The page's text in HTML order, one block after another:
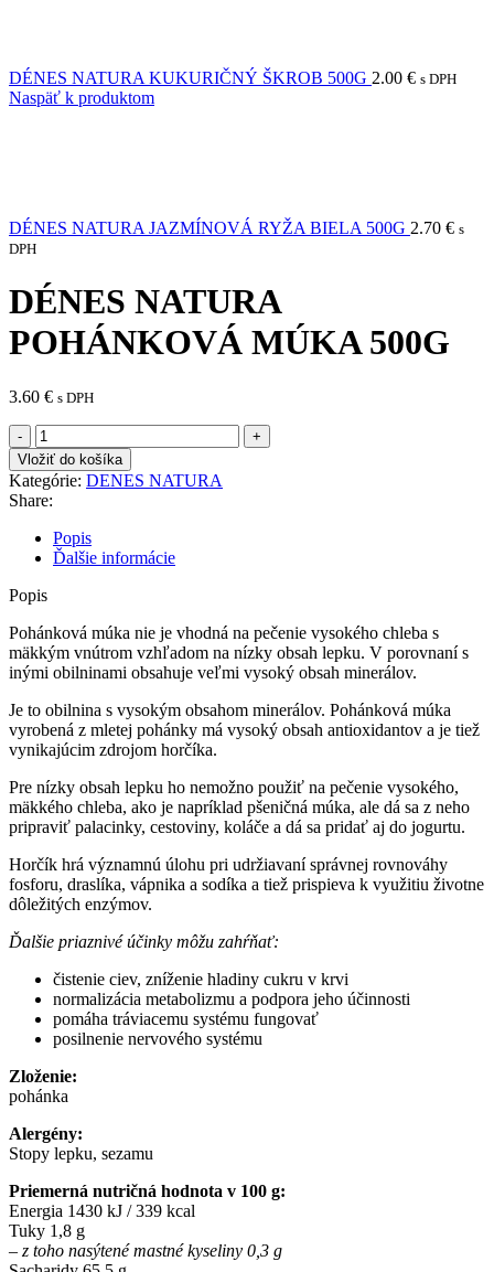
DÉNES NATURA KUKURIČNÝ ŠKROB 500G 2.00 € s DPH
Naspäť k produktom
DÉNES NATURA JAZMÍNOVÁ RYŽA BIELA 500G 2.70 € s
DPH
DÉNES NATURA
POHÁNKOVÁ MÚKA 500G
3.60 € s DPH
množstvo
DÉNES
NATURA
POHÁNKOVÁ
MÚKA
500G
Vložiť do košíka
Kategórie: DENES NATURA
Share:
Popis
Ďalšie informácie
Popis
Pohánková múka nie je vhodná na pečenie vysokého chleba s
mäkkým vnútrom vzhľadom na nízky obsah lepku. V porovnaní s
inými obilninami obsahuje veľmi vysoký obsah minerálov.
Je to obilnina s vysokým obsahom minerálov. Pohánková múka
vyrobená z mletej pohánky má vysoký obsah antioxidantov a je tiež
vynikajúcim zdrojom horčíka.
Pre nízky obsah lepku ho nemožno použiť na pečenie vysokého,
mäkkého chleba, ako je napríklad pšeničná múka, ale dá sa z neho
pripraviť palacinky, cestoviny, koláče a dá sa pridať aj do jogurtu.
Horčík hrá významnú úlohu pri udržiavaní správnej rovnováhy
fosforu, draslíka, vápnika a sodíka a tiež prispieva k využitiu životne
dôležitých enzýmov.
Ďalšie priaznivé účinky môžu zahŕňať:
čistenie ciev, zníženie hladiny cukru v krvi
normalizácia metabolizmu a podpora jeho účinnosti
pomáha tráviacemu systému fungovať
posilnenie nervového systému
Zloženie:
pohánka
Alergény:
Stopy lepku, sezamu
Priemerná nutričná hodnota v 100 g:
Energia 1430 kJ / 339 kcal
Tuky 1,8 g
– z toho nasýtené mastné kyseliny 0,3 g